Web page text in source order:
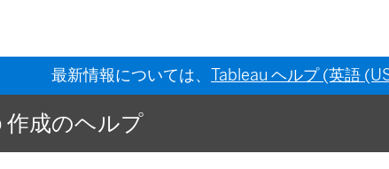
最新情報については、 Tableau ヘルプ (英語
作成のヘルプ